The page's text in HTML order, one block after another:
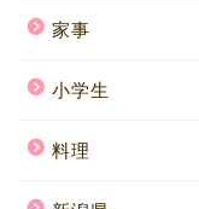
家事
小学生
料理